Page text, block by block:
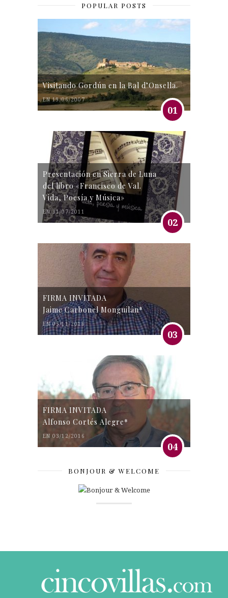
POPULAR POSTS
Visitando Gordún en la Bal d’Onsella.
EN 19/06/2007
01
Presentación en Sierra de Luna
del libro «Francisco de Val.
Vida, Poesía y Música»
EN 31/07/2011
02
FIRMA INVITADA
Jaime Carbonel Monguilán*
EN 05/11/2016
03
FIRMA INVITADA
Alfonso Cortés Alegre*
EN 03/12/2016
04
BONJOUR & WELCOME